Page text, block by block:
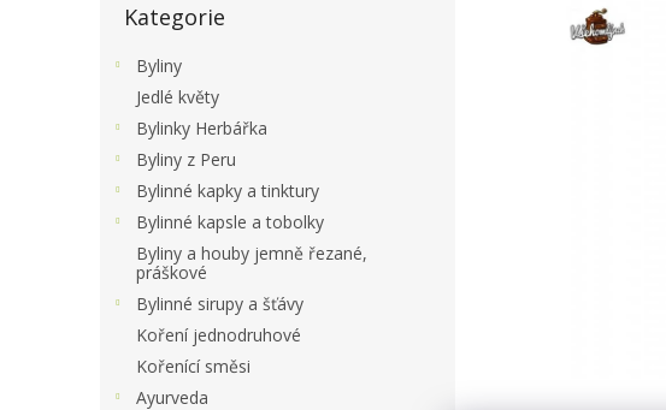
kategorie
Kategorie
Byliny
Jedlé květy
Bylinky Herbářka
Byliny z Peru
Bylinné kapky a tinktury
Bylinné kapsle a tobolky
Byliny a houby jemně řezané,
práškové
Bylinné sirupy a šťávy
Koření jednodruhové
Kořenící směsi
Ayurveda